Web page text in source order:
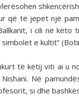
që të jepet një
i cili në
e kultit”
të këtij viti ai u
Në
si dhe